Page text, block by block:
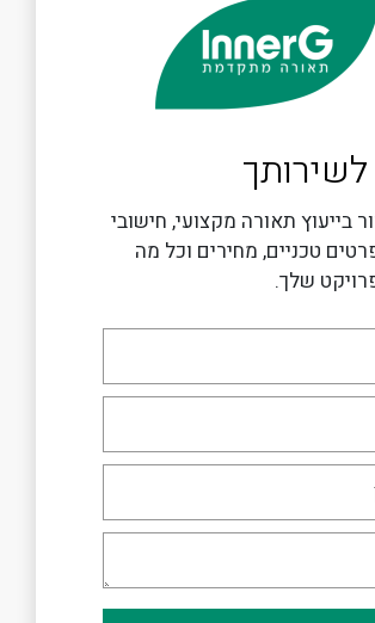
לשירותך
בייעוץ תאורה מקצועי, חישובי
טכניים, מחירים וכל מה
שלך.